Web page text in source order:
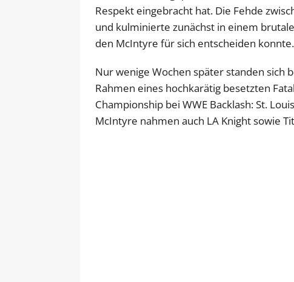
Respekt eingebracht hat. Die Fehde
und kulminierte zunächst in einem
den McIntyre für sich entscheiden konnte.
Nur wenige Wochen später standen sich
Rahmen eines hochkarätig besetzten
Championship bei WWE Backlash: St.
McIntyre nahmen auch LA Knight sowie